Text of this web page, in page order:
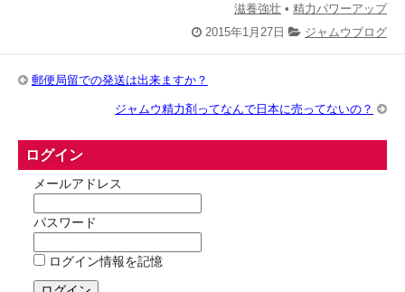
滋養強壮 • 精力パワーアップ
2015年1月27日
ジャムウブログ
郵便局留での発送は出来ますか？
ジャムウ精力剤ってなんで日本に売ってないの？
ログイン
メールアドレス
パスワード
ログイン情報を記憶